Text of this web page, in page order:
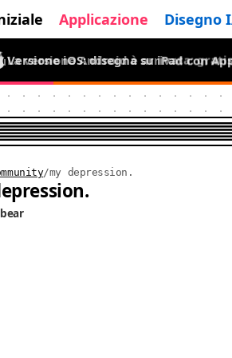
Applicazione Disegno
La versione Android è arrivata:
Versione iOS: disegna su iPad con
/my depression.